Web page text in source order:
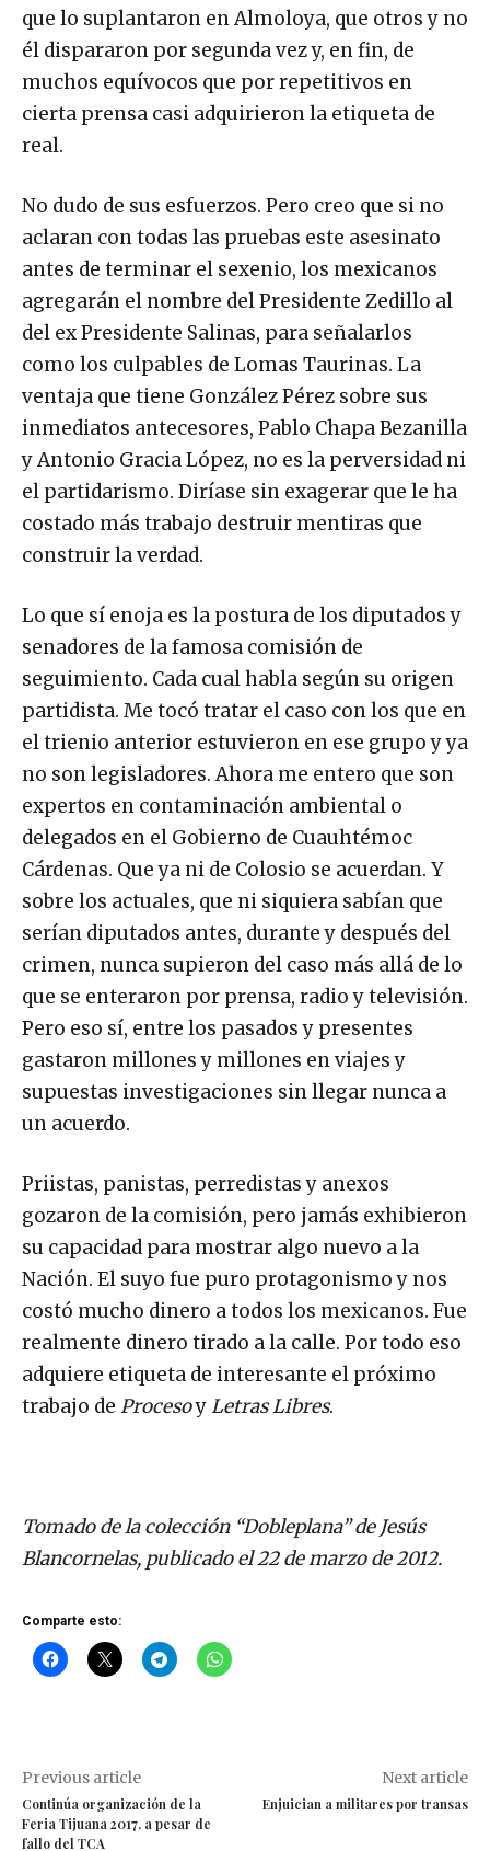
que lo suplantaron en Almoloya, que otros y no
él dispararon por segunda vez y, en fin, de
muchos equívocos que por repetitivos en
cierta prensa casi adquirieron la etiqueta de
real.
No dudo de sus esfuerzos. Pero creo que si no
aclaran con todas las pruebas este asesinato
antes de terminar el sexenio, los mexicanos
agregarán el nombre del Presidente Zedillo al
del ex Presidente Salinas, para señalarlos
como los culpables de Lomas Taurinas. La
ventaja que tiene González Pérez sobre sus
inmediatos antecesores, Pablo Chapa Bezanilla
y Antonio Gracia López, no es la perversidad ni
el partidarismo. Diríase sin exagerar que le ha
costado más trabajo destruir mentiras que
construir la verdad.
Lo que sí enoja es la postura de los diputados y
senadores de la famosa comisión de
seguimiento. Cada cual habla según su origen
partidista. Me tocó tratar el caso con los que en
el trienio anterior estuvieron en ese grupo y ya
no son legisladores. Ahora me entero que son
expertos en contaminación ambiental o
delegados en el Gobierno de Cuauhtémoc
Cárdenas. Que ya ni de Colosio se acuerdan. Y
sobre los actuales, que ni siquiera sabían que
serían diputados antes, durante y después del
crimen, nunca supieron del caso más allá de lo
que se enteraron por prensa, radio y televisión.
Pero eso sí, entre los pasados y presentes
gastaron millones y millones en viajes y
supuestas investigaciones sin llegar nunca a
un acuerdo.
Priistas, panistas, perredistas y anexos
gozaron de la comisión, pero jamás exhibieron
su capacidad para mostrar algo nuevo a la
Nación. El suyo fue puro protagonismo y nos
costó mucho dinero a todos los mexicanos. Fue
realmente dinero tirado a la calle. Por todo eso
adquiere etiqueta de interesante el próximo
trabajo de ProcesoyLetras Libres.
Tomado de la colección “Dobleplana” de Jesús
Blancornelas, publicado el 22 de marzo de 2012.
Comparte esto:
Previous article
Continúa organización de la
Feria Tijuana 2017, a pesar de
fallo del TCA
Next article
Enjuician a militares por transas